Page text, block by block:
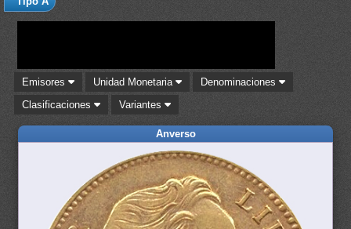
Emisores Unidad Monetaria
Denominaciones
Clasificaciones
Variantes
Anverso